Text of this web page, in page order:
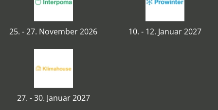
25. - 27. November 2026 10. - 12. Januar 2027
27. - 30. Januar 2027